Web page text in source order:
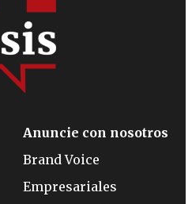
Anuncie con nosotros
Brand Voice
Empresariales